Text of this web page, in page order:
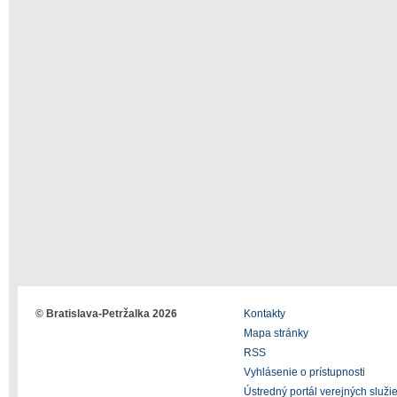
© Bratislava-Petržalka 2026
Kontakty
Mapa stránky
RSS
Vyhlásenie o prístupnosti
Ústredný portál verejných